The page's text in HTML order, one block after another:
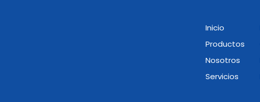
Inicio
Productos
Nosotros
Servicios